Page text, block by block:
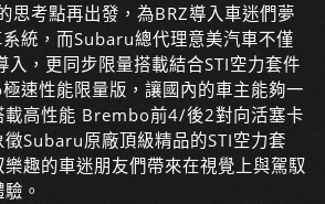
思考點再出發，為BRZ導入車迷們夢
統，而Subaru總代理意美汽車不僅
，更同步限量搭載結合STI空力套件
速性能限量版，讓國內的車主能夠一
載高性能 Brembo前4/後2對向活塞卡
Subaru原廠頂級精品的STI空力套
趣的車迷朋友們帶來在視覺上與駕馭
。